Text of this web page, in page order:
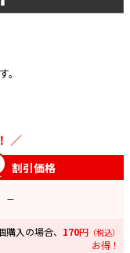
割引価格
—
購入の場合、 170円 （税込）
お得！